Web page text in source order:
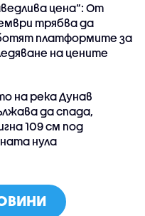
цена“: От
трябва да
платформите за
на цените
на река Дунав
да спада,
109 см под
нула